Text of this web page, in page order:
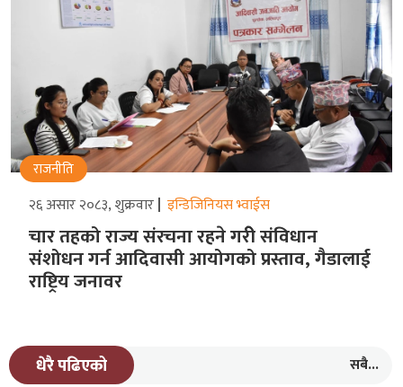
राजनीति
२६ असार २०८३, शुक्रवार इन्डिजिनियस भ्वाईस
चार तहको राज्य संरचना रहने गरीे संविधान
संशोधन गर्न आदिवासी आयोगको प्रस्ताव, गैडालाई
राष्ट्रिय जनावर
धेरै पढिएको सबै...